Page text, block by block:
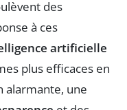
des
à ces
artificielle
plus efficaces en
alarmante, une